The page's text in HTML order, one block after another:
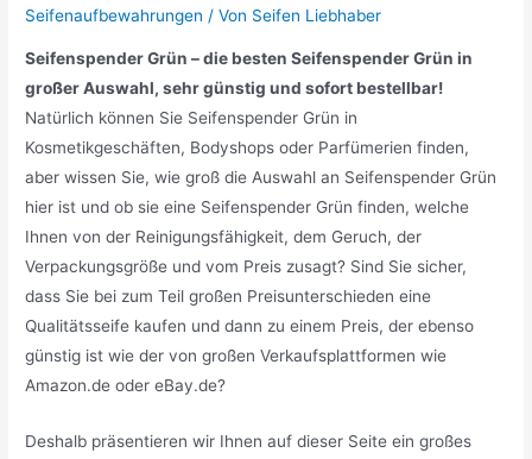
Seifenaufbewahrungen / Von Seifen Liebhaber
Seifenspender Grün – die besten Seifenspender Grün in
großer Auswahl, sehr günstig und sofort bestellbar!
Natürlich können Sie Seifenspender Grün in
Kosmetikgeschäften, Bodyshops oder Parfümerien finden,
aber wissen Sie, wie groß die Auswahl an Seifenspender Grün
hier ist und ob sie eine Seifenspender Grün finden, welche
Ihnen von der Reinigungsfähigkeit, dem Geruch, der
Verpackungsgröße und vom Preis zusagt? Sind Sie sicher,
dass Sie bei zum Teil großen Preisunterschieden eine
Qualitätsseife kaufen und dann zu einem Preis, der ebenso
günstig ist wie der von großen Verkaufsplattformen wie
Amazon.de oder eBay.de?
Deshalb präsentieren wir Ihnen auf dieser Seite ein großes